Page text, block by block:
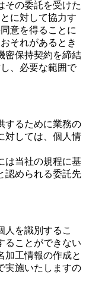
その委託を受けた
に対して協力す
意を得ることに
それがあるとき
密保持契約を締結
、必要な範囲で
するために業務の
対しては、個人情
は当社の規程に基
認められる委託先
人を識別するこ
ることができない
加工情報の作成と
実施いたしますの